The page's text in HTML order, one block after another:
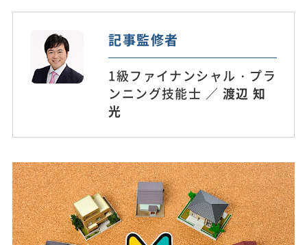
記事監修者
1級ファイナンシャル・プラ
ンニング技能士 ／ 渡辺 知
光